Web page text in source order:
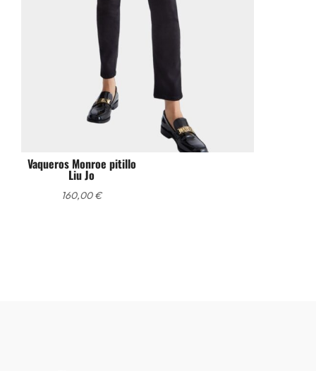
Vaqueros Monroe pitillo
Liu Jo
160,00€